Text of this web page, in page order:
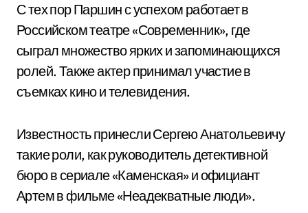
С тех пор Паршин с успехом работает в
Российском театре «Современник», где
сыграл множество ярких и запоминающихся
ролей. Также актер принимал участие в
съемках кино и телевидения.
Известность принесли Сергею Анатольевичу
такие роли, как руководитель детективной
бюро в сериале «Каменская» и официант
Артем в фильме «Неадекватные люди».